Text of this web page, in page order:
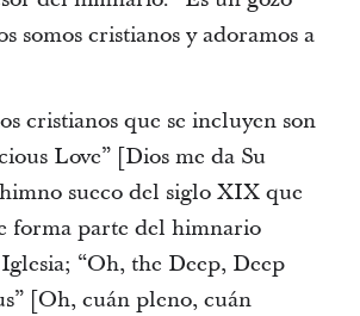
somos cristianos y adoramos a
cristianos que se incluyen son
Love” [Dios me da Su
sueco del siglo XIX que
forma parte del himnario
“Oh, the Deep, Deep
[Oh, cuán pleno, cuán